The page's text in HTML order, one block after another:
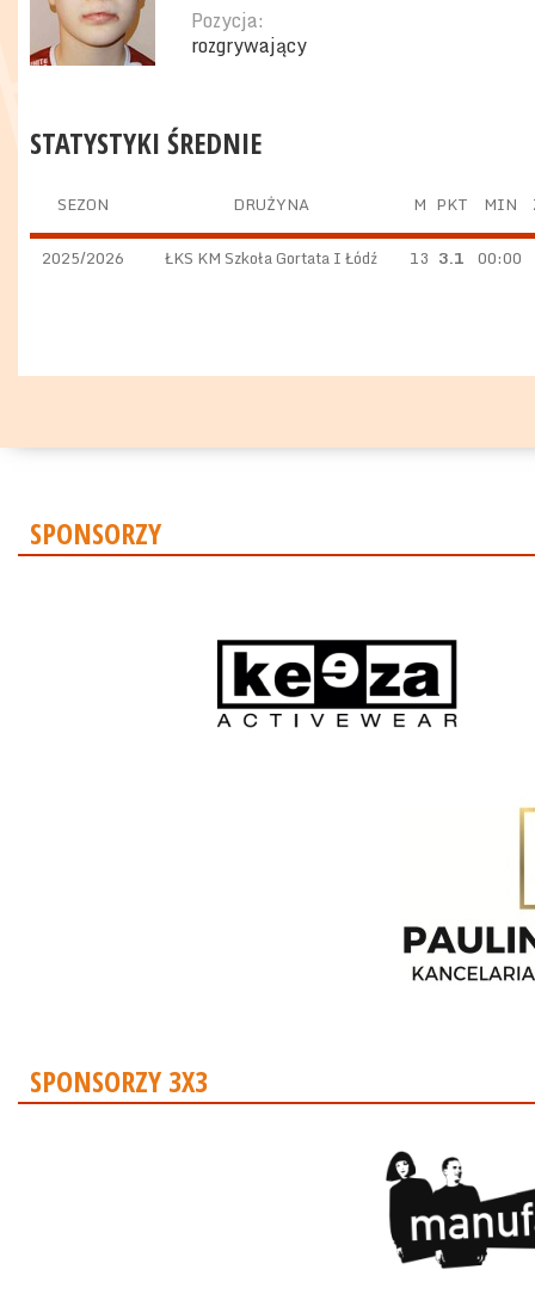
Pozycja:
rozgrywający
STATYSTYKI ŚREDNIE
SEZON DRUŻYNA M PKT MIN
2025/2026 ŁKS KM Szkoła Gortata I Łódź 13 3.1 00:00
SPONSORZY
SPONSORZY 3X3